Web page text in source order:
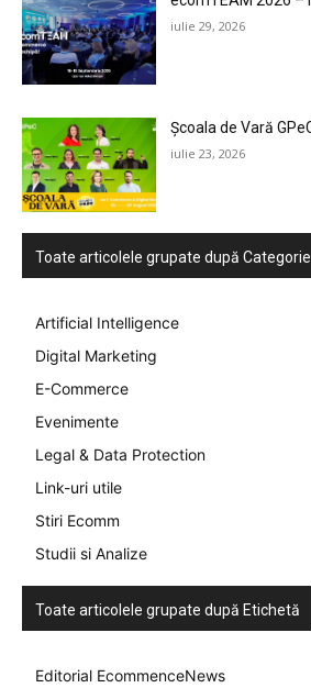
iulie 29, 2026
Școala de Vară
iulie 23, 2026
Toate articolele grupate după Categorie
Artificial Intelligence
Digital Marketing
E-Commerce
Evenimente
Legal & Data Protection
Link-uri utile
Stiri Ecomm
Studii si Analize
Toate articolele grupate după Etichetă
Editorial EcommenceNews